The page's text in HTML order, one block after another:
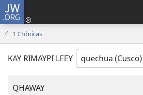
JW.ORG
1 Crónicas
KAY RIMAYPI LEEY
QHAWAY